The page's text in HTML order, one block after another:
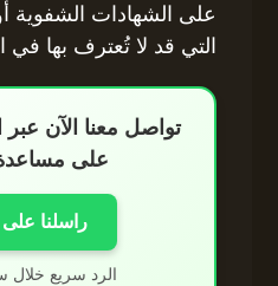
على الشهادات الشفوية
التي قد لا تُعترف بها في
تواصل معنا الآن
على
راسلنا
الرد سريع خلال